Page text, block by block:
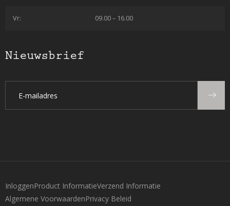
Vr: 09.00 – 16.00
Nieuwsbrief
InloggenProduct InformatieVerzend Informatie
Algemene VoorwaardenPrivacy Beleid